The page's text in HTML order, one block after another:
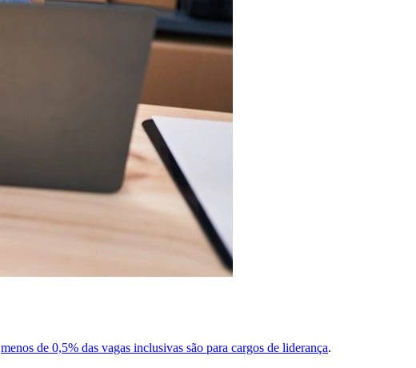
menos de 0,5% das vagas inclusivas são para cargos de liderança.